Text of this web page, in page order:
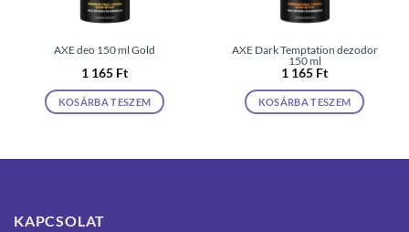
AXE deo 150 ml Gold
1 165 Ft
KOSÁRBA TESZEM
AXE Dark Temptation dezodor
150 ml
1 165 Ft
KOSÁRBA TESZEM
KAPCSOLAT